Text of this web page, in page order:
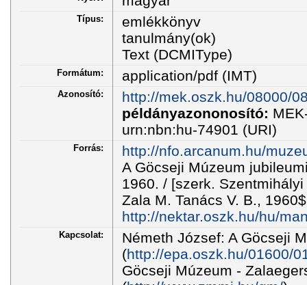
Típus:
emlékkönyv
tanulmány(ok)
Text (DCMIType)
Formátum: application/pdf (IMT)
Azonosító:
http://mek.oszk.hu/08000/
példányazononosító:
urn:nbn:hu-74901 (URI)
Forrás:
http://nfo.arcanum.hu/
A Göcseji Múzeum
1960. / [szerk.
Zala M. Tanács V. B.,
http://nektar.oszk.hu/hu/
Kapcsolat:
Németh József: A Göcseji
(http://epa.oszk.hu/01600/
Göcseji Múzeum -